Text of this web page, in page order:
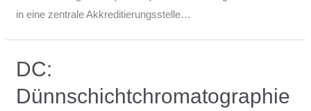
in eine zentrale Akkreditierungsstelle…
DC:
Dünnschichtchromatographie